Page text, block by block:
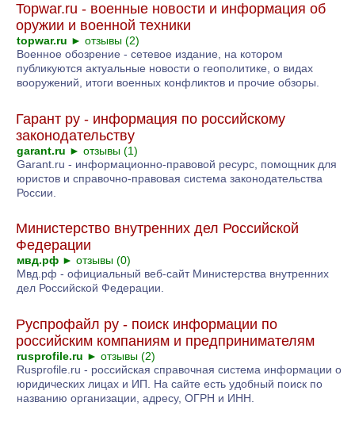
Topwar.ru - военные новости и информация об
оружии и военной техники
topwar.ru ► отзывы (2)
Военное обозрение - сетевое издание, на котором
публикуются актуальные новости о геополитике, о видах
вооружений, итоги военных конфликтов и прочие обзоры.
Гарант ру - информация по российскому
законодательству
garant.ru ► отзывы (1)
Garant.ru - информационно-правовой ресурс, помощник для
юристов и справочно-правовая система законодательства
России.
Министерство внутренних дел Российской
Федерации
мвд.рф ► отзывы (0)
Мвд.рф - официальный веб-сайт Министерства внутренних
дел Российской Федерации.
Руспрофайл ру - поиск информации по
российским компаниям и предпринимателям
rusprofile.ru ► отзывы (2)
Rusprofile.ru - российская справочная система информации о
юридических лицах и ИП. На сайте есть удобный поиск по
названию организации, адресу, ОГРН и ИНН.